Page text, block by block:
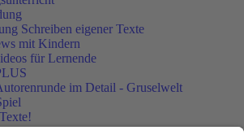
Schreiben eigener Texte
mit Kindern
für Lernende
im Detail - Gruselwelt
Grundschule